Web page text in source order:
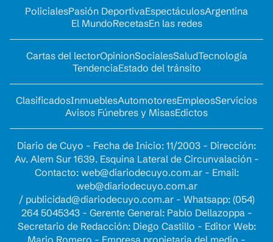
PolicialesPasión DeportivaEspectáculosArgentina
El MundoRecetasEn las redes
Cartas del lectorOpinionSocialesSaludTecnología
TendenciaEstado del tránsito
ClasificadosInmueblesAutomotoresEmpleosServicios
Avisos Fúnebres y MisasEdictos
Diario de Cuyo - Fecha de Inicio: 11/2003 - Dirección:
Av. Alem Sur 1639. Esquina Lateral de Circunvalación -
Contacto: web@diariodecuyo.com.ar- Email:
web@diariodecuyo.com.ar
/ publicidad@diariodecuyo.com.ar- Whatsapp: (054)
264 5045343 - Gerente General: Pablo Dellazoppa -
Secretario de Redacción: Diego Castillo - Editor Web: